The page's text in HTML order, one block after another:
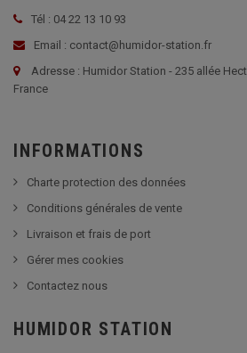
Tél : 04 22 13 10 93
Email : contact@humidor-station.fr
Adresse : Humidor Station - 235 allée
France
INFORMATIONS
Charte protection des données
Conditions générales de vente
Livraison et frais de port
Gérer mes cookies
Contactez nous
HUMIDOR STATION